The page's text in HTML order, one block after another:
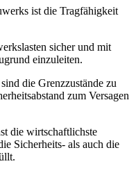
ist die Tragfähigkeit
sicher und mit
einzuleiten.
die Grenzzustände zu
zum Versagen
die wirtschaftlichste
Sicherheits- als auch die